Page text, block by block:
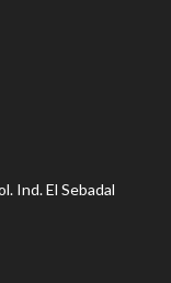
Ind. El Sebadal